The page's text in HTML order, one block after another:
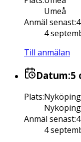
Umeå
Anmäl senast:
4
Till anmälan
Datum:5
Plats:Nyköping
Nyköping
Anmäl senast:
4